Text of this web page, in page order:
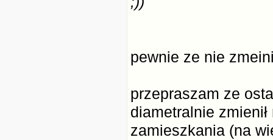
pewnie ze nie
przepraszam ze
diametralnie
zamieszkania (na